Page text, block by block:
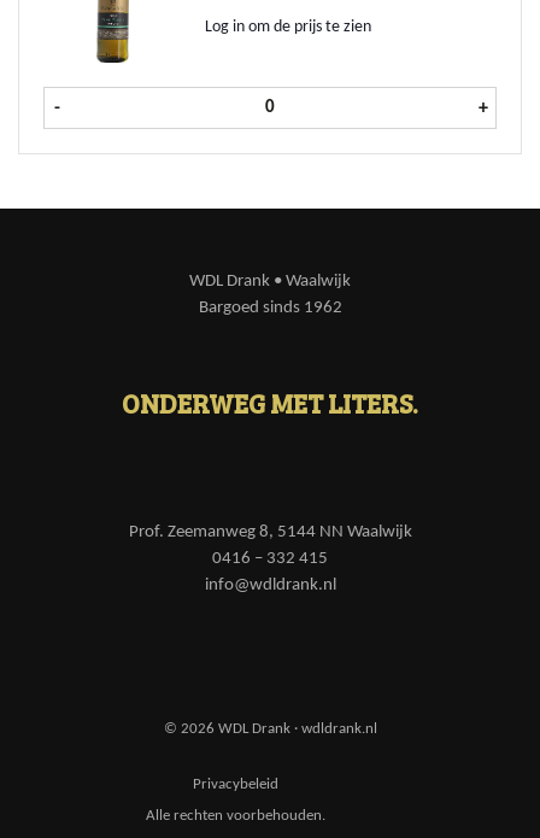
Log in om de prijs te zien
- Romariz Port White fles 75 cl
+
WDL Drank • Waalwijk
Bargoed sinds 1962
ONDERWEG MET LITERS.
Prof. Zeemanweg 8, 5144 NN Waalwijk
0416 – 332 415
info@wdldrank.nl
© 2026 WDL Drank · wdldrank.nl
Privacybeleid
Alle rechten voorbehouden.